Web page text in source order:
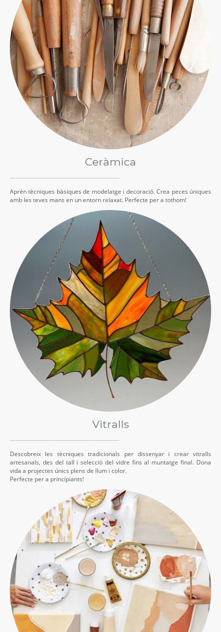
Ceràmica
··········································································
Aprèn tècniques bàsiques de modelatge i decoració. Crea peces úniques
amb les teves mans en un entorn relaxat. Perfecte per a tothom!
Vitralls
··········································································
Descobreix les tècniques tradicionals per dissenyar i crear vitralls
artesanals, des del tall i selecció del vidre fins al muntatge final. Dona
vida a projectes únics plens de llum i color.
Perfecte per a principiants!